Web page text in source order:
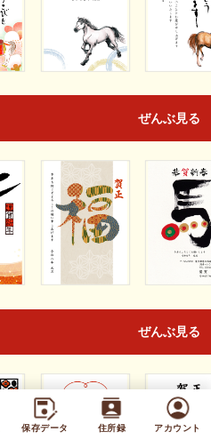
保存データ 住所録 アカウント
ぜんぶ見る
ぜんぶ見る